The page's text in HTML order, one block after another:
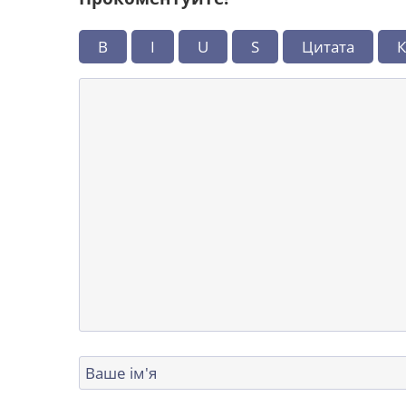
B I U S Цитата